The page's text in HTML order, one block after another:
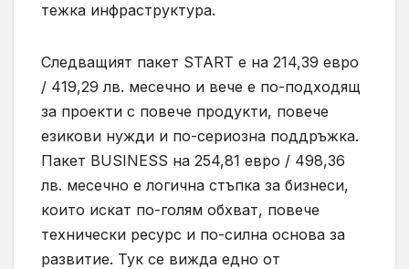
тежка инфраструктура.
Следващият пакет START е на 214,39 евро
/ 419,29 лв. месечно и вече е по-подходящ
за проекти с повече продукти, повече
езикови нужди и по-сериозна поддръжка.
Пакет BUSINESS на 254,81 евро / 498,36
лв. месечно е логична стъпка за бизнеси,
които искат по-голям обхват, повече
технически ресурс и по-силна основа за
развитие. Тук се вижда едно от